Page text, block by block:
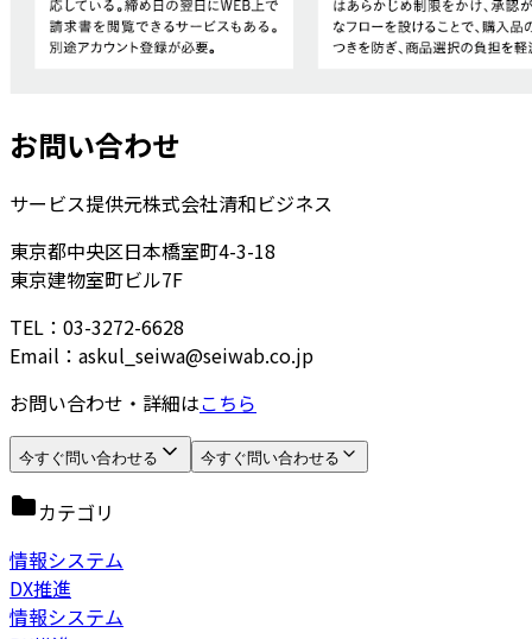
お問い合わせ
サービス提供元株式会社清和ビジネス
東京都中央区日本橋室町4-3-18
東京建物室町ビル7F
TEL：03-3272-6628
Email：askul_seiwa@seiwab.co.jp
お問い合わせ・詳細はこちら
今すぐ問い合わせる 今すぐ問い合わせる
カテゴリ
情報システム
DX推進
情報システム